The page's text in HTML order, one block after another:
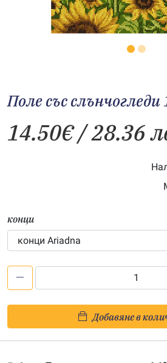
Поле със
14.50€/ 28.36
конци
със
слънчогледи
Добавяне в